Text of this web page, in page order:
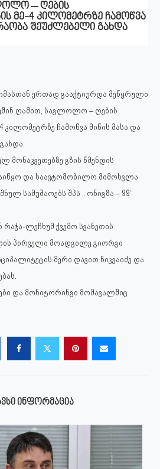
– ღების
მე-4 კილომეტრზე ჩამოწვა
შეუძლებელი გახდა
ერთად გააქტიურდა მეწყრული
ღამით, საგლოლო – ღების
კილომეტრზე ჩამოწვა მიწის მასა და
გზის წმენდის
და საავტომობილო მიმოსვლა
სამუშაოებს შპს „ ონიგზა – 99“
ლეჩხუმ ქვემო სვანეთის
პირველი მოადგილე გიორგი
მერი დავით ჩიკვაიძე და
და მონიტორინგი მომავალშიც
ᲘᲜᲤᲝᲠᲛᲐᲪᲘᲐ